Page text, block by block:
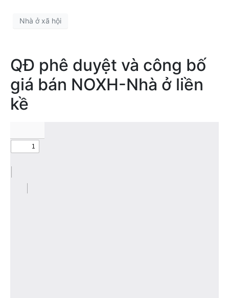
Nhà ở xã hội
QĐ phê duyệt và công bố
giá bán NOXH-Nhà ở liền
kề